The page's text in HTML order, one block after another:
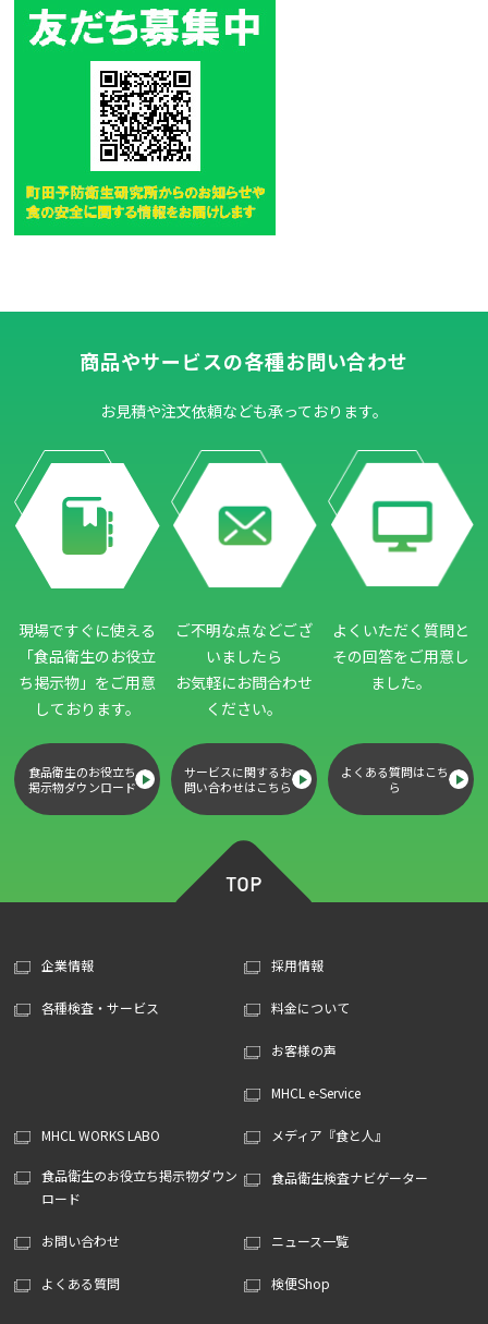
商品やサービスの各種お問い合わせ
お見積や注文依頼なども承っております。
現場ですぐに使える
「食品衛生のお役立
ち掲示物」 をご用意
しております。
食品衛生のお役立ち
掲示物ダウンロード
ご不明な点などござ
いましたら
お気軽にお問合わせ
ください。
サービスに関するお
問い合わせはこちら
よくいただく質問と
その回答をご用意し
ました。
よくある質問はこち
ら
企業情報 採用情報
各種検査・サービス 料金について
お客様の声
MHCL e-Service
MHCL WORKS LABO メディア『食と人』
食品衛生のお役立ち掲示物ダウン
ロード
食品衛生検査ナビゲーター
お問い合わせ ニュース一覧
よくある質問 検便Shop